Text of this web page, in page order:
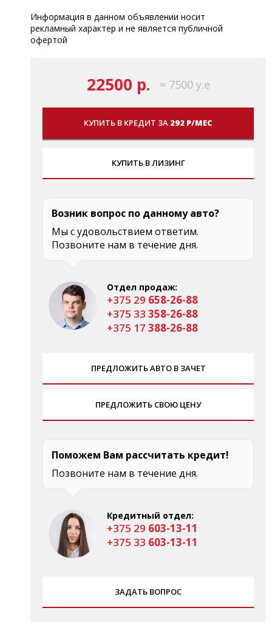
Информация в данном объявлении носит
рекламный характер и не является публичной
офертой
22500 р. ≈ 7500 у.е
КУПИТЬ В КРЕДИТ ЗА 292 Р/МЕС
КУПИТЬ В ЛИЗИНГ
Возник вопрос по данному авто?
Мы с удовольствием ответим.
Позвоните нам в течение дня.
Отдел продаж:
+375 29 658-26-88
+375 33 358-26-88
+375 17 388-26-88
ПРЕДЛОЖИТЬ АВТО В ЗАЧЕТ
ПРЕДЛОЖИТЬ СВОЮ ЦЕНУ
Поможем Вам рассчитать кредит!
Позвоните нам в течение дня.
Кредитный отдел:
+375 29 603-13-11
+375 33 603-13-11
ЗАДАТЬ ВОПРОС